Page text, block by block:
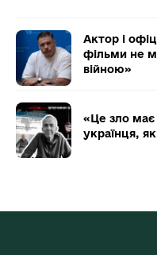
Актор і
фільми не
війною»
«Це зло має
українця,